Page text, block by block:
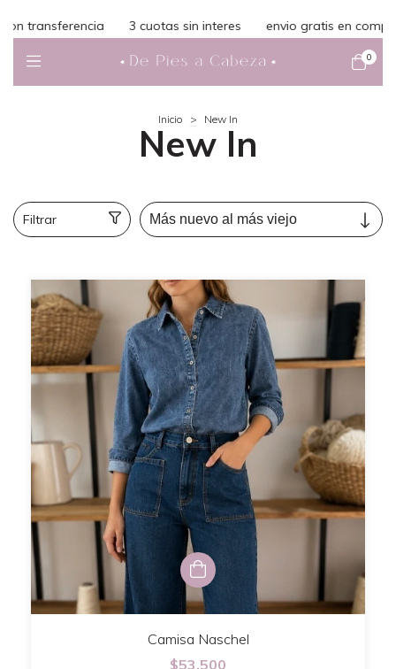
envio gratis en compras superiores a $150.000 10% off
0
Inicio > New In
New In
Filtrar
Camisa Naschel
$53.500